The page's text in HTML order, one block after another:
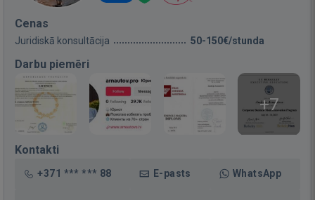
Cenas
Juridiskā konsultācija 50-150€/stunda
Darbu piemēri
+7
Kontakti
+371 *** *** 88 E-pasts WhatsApp